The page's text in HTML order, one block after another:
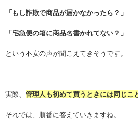
「もし詐欺で商品が届かなかったら？」
「宅急便の箱に商品名書かれてない？」
という不安の声が聞こえてきそうです。
実際、 管理人も初めて買うときには同じこ
それでは、順番に答えていきますね。